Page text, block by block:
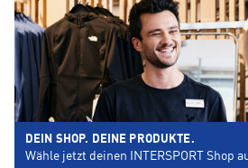
DEIN SHOP. DEINE PRODUKTE.
Wähle jetzt deinen INTERSPORT Shop